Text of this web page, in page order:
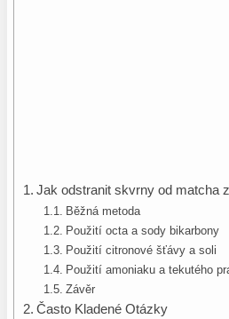
Jak odstranit skvrny od matcha
Běžná metoda
Použití octa a sody bikarbony
Použití citronové šťávy a soli
Použití amoniaku a tekutého
Závěr
Často Kladené Otázky